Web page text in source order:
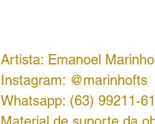
Artista: Emanoel Marinho
Instagram: @marinhofts
Whatsapp: (63) 99211-